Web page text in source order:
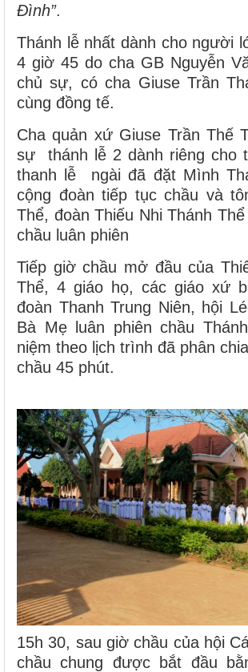
Đình”.
Thánh lễ nhất dành cho người
4 giờ 45 do cha GB Nguyễn
chủ sự, có cha Giuse Trần
cùng đồng tế.
Cha quản xứ Giuse Trần Thế
sự thánh lễ 2 dành riêng cho
thanh lễ ngài đã đặt Mình
cộng đoàn tiếp tục chầu và
Thể, đoàn Thiếu Nhi Thánh
chầu luân phiên
Tiếp giờ chầu mở đầu của
Thể, 4 giáo họ, các giáo xứ
đoàn Thanh Trung Niên, hội
Bà Mẹ luân phiên chầu
niệm theo lịch trình đã phân
chầu 45 phút.
15h 30, sau giờ chầu của hội
chầu chung được bắt đầu